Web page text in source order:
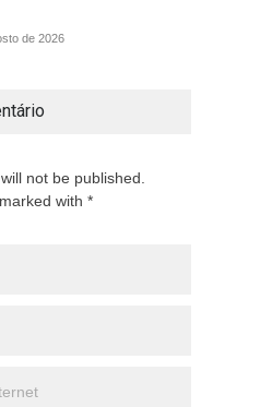
de 2026
not be published.
with *